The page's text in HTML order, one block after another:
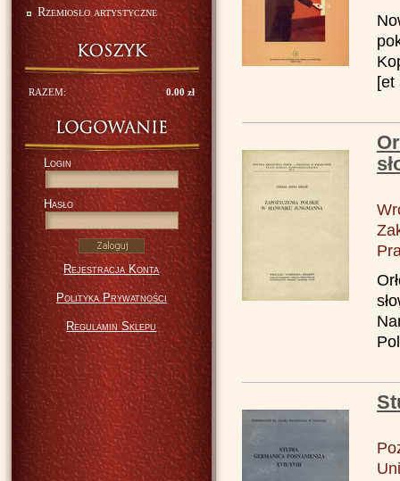
Rzemiosło artystyczne
RAZEM: 0.00 zł
Login
Hasło
Rejestracja Konta
Polityka Prywatności
Regulamin Sklepu
[et